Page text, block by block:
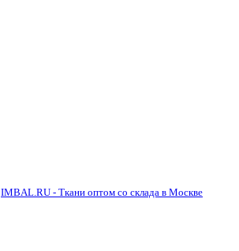
IMBAL.RU - Ткани оптом со склада в Москве